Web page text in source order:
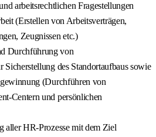
arbeitsrechtlichen Fragestellungen
(Erstellen von Arbeitsverträgen,
Zeugnissen etc.)
Durchführung von
Sicherstellung des Standortaufbaus sowie
(Durchführen von
Centern und persönlichen
aller HR-Prozesse mit dem Ziel